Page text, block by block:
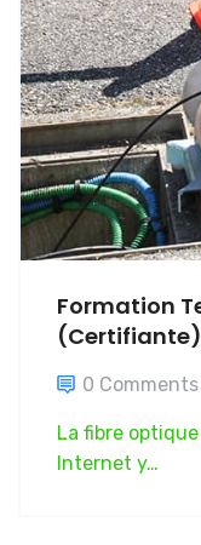
Formation
(Certifiante)
0 Comments
La fibre
Internet y…